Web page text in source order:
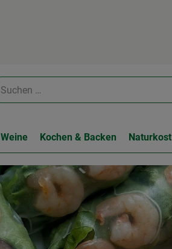
Weine Kochen & Backen Naturkost